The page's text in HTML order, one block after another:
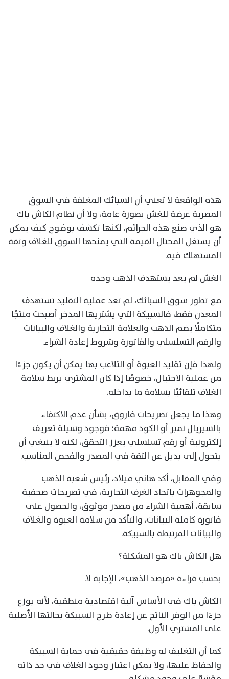
هذه الواقعة لا تعني أن السبائك المغلفة في السوق
المصرية عرضة للغش بصورة عامة، ولا أن نظام الكاش باك
هو الذي صنع هذه الجرائم، لكنها تكشف بوضوح كيف يمكن
أن يستغل المحتال القيمة التي يمنحها السوق للغلاف وثقة
المستهلك فيه.
الغش لم يعد يستهدف الذهب وحده
مع تطور سوق السبائك، لم تعد عملية التقليد تستهدف
المعدن فقط، فالسبيكة التي يشتريها المدخر أصبحت منتجًا
متكاملًا يضم الذهب والعلامة التجارية والغلاف والبيانات
والرقم التسلسلي والفاتورة وشروط إعادة الشراء.
ولهذا فإن تقليد العبوة أو التلاعب بها يمكن أن يكون جزءًا
من عملية الاحتيال، خصوصًا إذا كان المشتري يربط سلامة
الغلاف تلقائيًا بسلامة ما بداخله.
وهذا ما يجعل تصريحات فاروق، بشأن عدم الاكتفاء
بالسيريال نمبر أو الكود مهمة؛ فوجود وسيلة تعريف
إلكترونية أو رقم تسلسلي يعزز التحقق، لكنه لا ينبغي أن
يتحول إلى بديل عن الثقة في المصدر والفحص المناسب.
وفي المقابل، أكد هاني ميلاد، رئيس شعبة الذهب
والمجوهرات باتحاد الغرف التجارية، في تصريحات صحفية
سابقة، أهمية الشراء من مصدر موثوق، والحصول على
فاتورة كاملة البيانات، والتأكد من سلامة العبوة والغلاف
والبيانات المرتبطة بالسبيكة.
هل الكاش باك هو المشكلة؟
بحسب قراءة «مرصد الذهب»، الإجابة لا.
الكاش باك في الأساس آلية اقتصادية منطقية، لأنه يوزع
جزءًا من الوفر الناتج عن إعادة طرح السبيكة بحالتها الأصلية
على المشتري الأول.
كما أن التغليف له وظيفة حقيقية في حماية السبيكة
والحفاظ عليها، ولا يمكن اعتبار وجود الغلاف في حد ذاته